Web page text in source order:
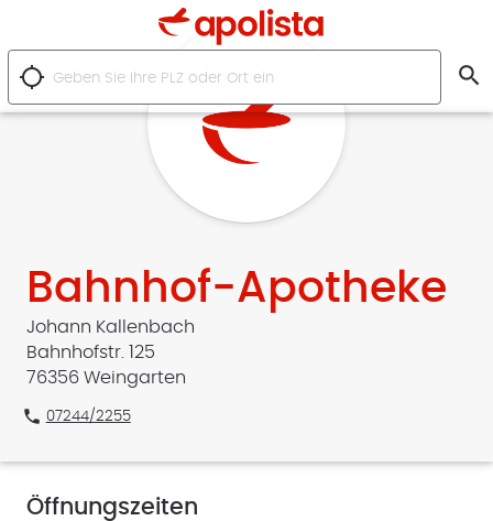
location_searching search
Bahnhof-Apotheke
Johann Kallenbach
Bahnhofstr. 125
76356 Weingarten
phone 07244/2255
Öffnungszeiten